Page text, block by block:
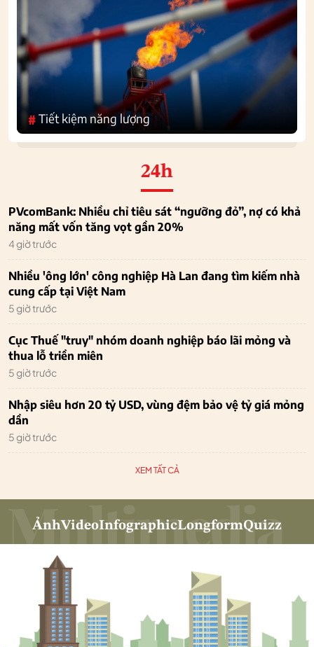
#Tiết kiệm năng lượng
24h
PVcomBank: Nhiều chỉ tiêu sát “ngưỡng đỏ”, nợ có khả
năng mất vốn tăng vọt gần 20%
4 giờ trước
Nhiều 'ông lớn' công nghiệp Hà Lan đang tìm kiếm nhà
cung cấp tại Việt Nam
5 giờ trước
Cục Thuế "truy" nhóm doanh nghiệp báo lãi mỏng và
thua lỗ triền miên
5 giờ trước
Nhập siêu hơn 20 tỷ USD, vùng đệm bảo vệ tỷ giá mỏng
dần
5 giờ trước
XEM TẤT CẢ
ẢnhVideoInfographicLongformQuizz